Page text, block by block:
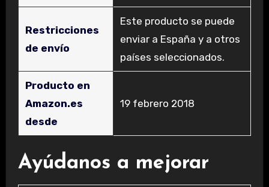
Restricciones
de envío
Este producto se puede
enviar a España y a otros
países seleccionados.
Producto en
Amazon.es
desde
19 febrero 2018
Ayúdanos a mejorar